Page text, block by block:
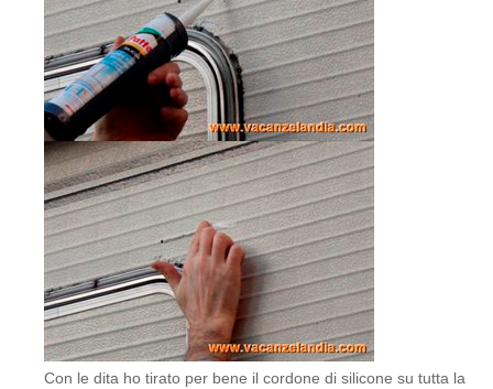
Con le dita ho tirato per bene il cordone di silicone su tutta la